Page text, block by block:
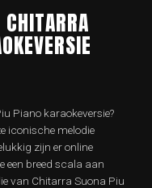
Piano karaokeversie?
iconische melodie
zijn er online
een breed scala aan
van Chitarra Suona Piu